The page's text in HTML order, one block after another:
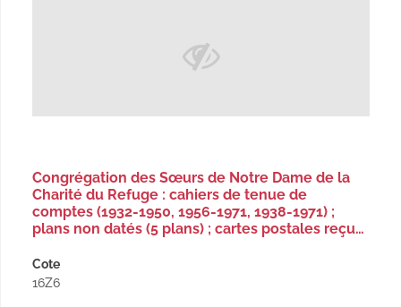
Congrégation des Sœurs de Notre Dame de la
Charité du Refuge : cahiers de tenue de
comptes (1932-1950, 1956-1971, 1938-1971) ;
plans non datés (5 plans) ; cartes postales reçu…
Cote
16Z6